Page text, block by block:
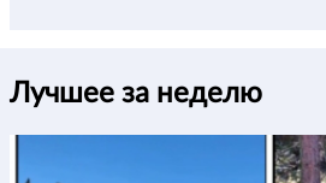
Лучшее за неделю